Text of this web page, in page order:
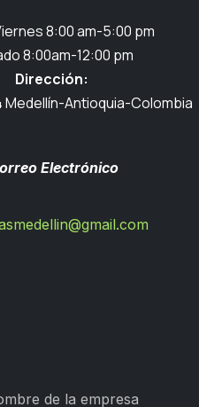
8:00 am-5:00 pm
8:00am-12:00 pm
Dirección:
Antioquia-Colombia
Electrónico
de la empresa